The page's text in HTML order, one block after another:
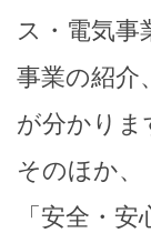
ス・電気事
事業の紹介
が分かりま
そのほか
「安全・